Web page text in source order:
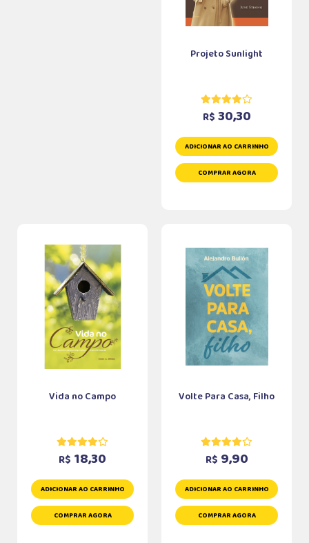
Projeto Sunlight
R$ 30,30
ADICIONAR AO CARRINHO
COMPRAR AGORA
Vida no Campo
R$ 18,30
ADICIONAR AO CARRINHO
COMPRAR AGORA
Volte Para Casa, Filho
R$ 9,90
ADICIONAR AO CARRINHO
COMPRAR AGORA